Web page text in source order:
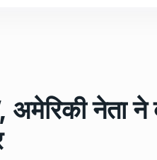
अमेरिकी नेता